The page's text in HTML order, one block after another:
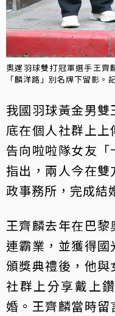
奧運羽球雙打冠軍選手王齊
「麟洋路」別名牌下留影。
我國羽球黃金男
底在個人社群上
告向啦啦隊女友「
指出，兩人今在雙
政事務所，完成結
王齊麟去年在巴
連霸業，並獲得
頒獎典禮後，他
社群上分享戴上
婚。王齊麟當時